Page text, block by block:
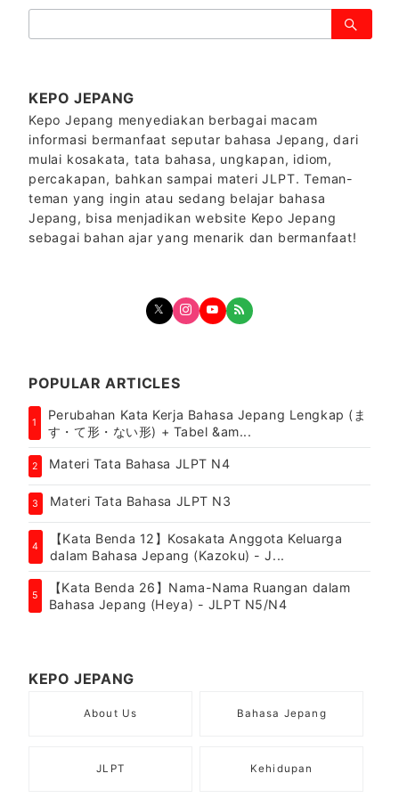
索：
KEPO JEPANG
Kepo Jepang menyediakan berbagai macam
informasi bermanfaat seputar bahasa Jepang, dari
mulai kosakata, tata bahasa, ungkapan, idiom,
percakapan, bahkan sampai materi JLPT. Teman-
teman yang ingin atau sedang belajar bahasa
Jepang, bisa menjadikan website Kepo Jepang
sebagai bahan ajar yang menarik dan bermanfaat!
POPULAR ARTICLES
1
Perubahan Kata Kerja Bahasa Jepang Lengkap (ま
す・て形・ない形) + Tabel &am...
2 Materi Tata Bahasa JLPT N4
3 Materi Tata Bahasa JLPT N3
4
【Kata Benda 12】Kosakata Anggota Keluarga
dalam Bahasa Jepang (Kazoku) - J...
5
【Kata Benda 26】Nama-Nama Ruangan dalam
Bahasa Jepang (Heya) - JLPT N5/N4
KEPO JEPANG
About Us Bahasa Jepang
JLPT Kehidupan